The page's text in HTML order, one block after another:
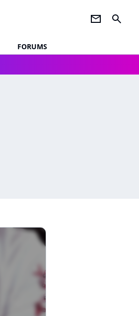
newsletter search
FORUMS